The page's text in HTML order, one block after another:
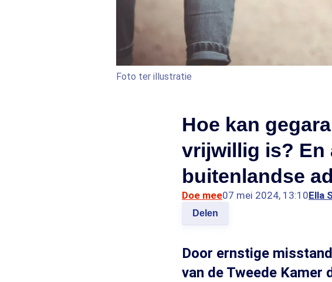
Foto ter illustratie
Hoe kan
vrijwillig is? En
buitenlandse
Doe mee07 mei 2024, 13:10Ella
Delen
Door ernstige
van de Tweede Kamer